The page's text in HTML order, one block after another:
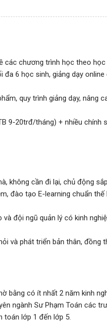
các chương trình học theo
6 học sinh, giảng dạy
quy trình giảng dạy, nâng
9-20trđ/tháng) + nhiều chính
không cần đi lại, chủ động
đào tạo E-learning chuẩn
đội ngũ quản lý có kinh
và phát triển bản thân, đồng
bằng có ít nhất 2 năm kinh
ngành Sư Phạm Toán các
toán lớp 1 đến lớp 5.